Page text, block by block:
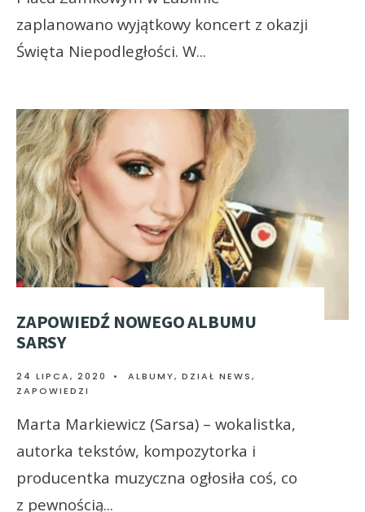
zaplanowano wyjątkowy koncert z okazji
Święta Niepodległości. W...
ZAPOWIEDŹ NOWEGO ALBUMU
SARSY
24 LIPCA, 2020 • ALBUMY, DZIAŁ NEWS,
ZAPOWIEDZI
Marta Markiewicz (Sarsa) – wokalistka,
autorka tekstów, kompozytorka i
producentka muzyczna ogłosiła coś, co
z pewnością...